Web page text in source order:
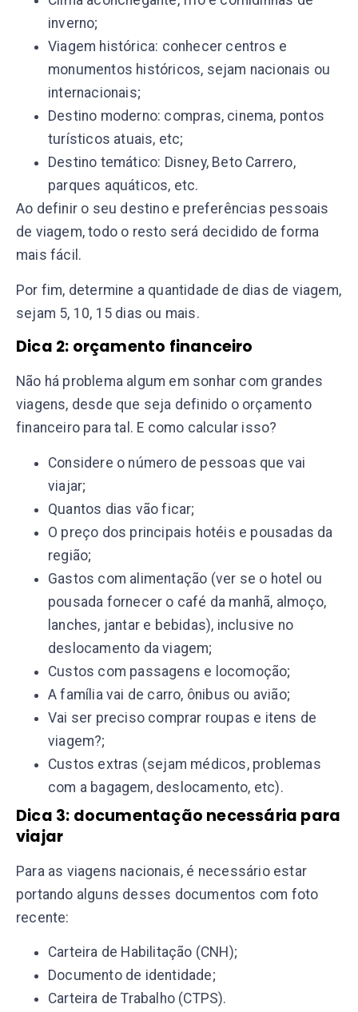
inverno;
Viagem histórica: conhecer centros e
monumentos históricos, sejam nacionais ou
internacionais;
Destino moderno: compras, cinema, pontos
turísticos atuais, etc;
Destino temático: Disney, Beto Carrero,
parques aquáticos, etc.
Ao definir o seu destino e preferências pessoais
de viagem, todo o resto será decidido de forma
mais fácil.
Por fim, determine a quantidade de dias de viagem,
sejam 5, 10, 15 dias ou mais.
Dica 2: orçamento financeiro
Não há problema algum em sonhar com grandes
viagens, desde que seja definido o orçamento
financeiro para tal. E como calcular isso?
Considere o número de pessoas que vai
viajar;
Quantos dias vão ficar;
O preço dos principais hotéis e pousadas da
região;
Gastos com alimentação (ver se o hotel ou
pousada fornecer o café da manhã, almoço,
lanches, jantar e bebidas), inclusive no
deslocamento da viagem;
Custos com passagens e locomoção;
A família vai de carro, ônibus ou avião;
Vai ser preciso comprar roupas e itens de
viagem?;
Custos extras (sejam médicos, problemas
com a bagagem, deslocamento, etc).
Dica 3: documentação necessária para
viajar
Para as viagens nacionais, é necessário estar
portando alguns desses documentos com foto
recente:
Carteira de Habilitação (CNH);
Documento de identidade;
Carteira de Trabalho (CTPS).